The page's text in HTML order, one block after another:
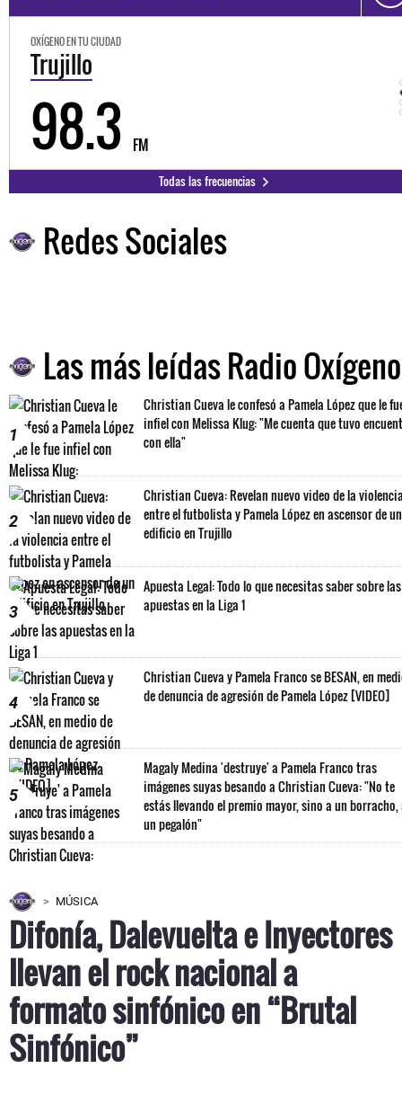
OXÍGENO EN TU CIUDAD
Trujillo
98.3 FM
Todas las frecuencias
Redes Sociales
Las más leídas Radio Oxígeno
1
Christian Cueva le confesó a Pamela López que le
infiel con Melissa Klug: "Me cuenta que tuvo
con ella"
2
Christian Cueva: Revelan nuevo video de la
entre el futbolista y Pamela López en ascensor de un
edificio en Trujillo
3
Apuesta Legal: Todo lo que necesitas saber sobre las
apuestas en la Liga 1
4
Christian Cueva y Pamela Franco se BESAN, en
de denuncia de agresión de Pamela López [VIDEO]
5
Magaly Medina 'destruye' a Pamela Franco tras
imágenes suyas besando a Christian Cueva: "No te
estás llevando el premio mayor, sino a un borracho,
un pegalón"
MÚSICA
Difonía, Dalevuelta e Inyectores
llevan el rock nacional a
formato sinfónico en “Brutal
Sinfónico”